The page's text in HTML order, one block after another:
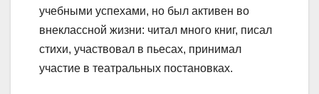
учебными успехами, но был активен во
внеклассной жизни: читал много книг, писал
стихи, участвовал в пьесах, принимал
участие в театральных постановках.